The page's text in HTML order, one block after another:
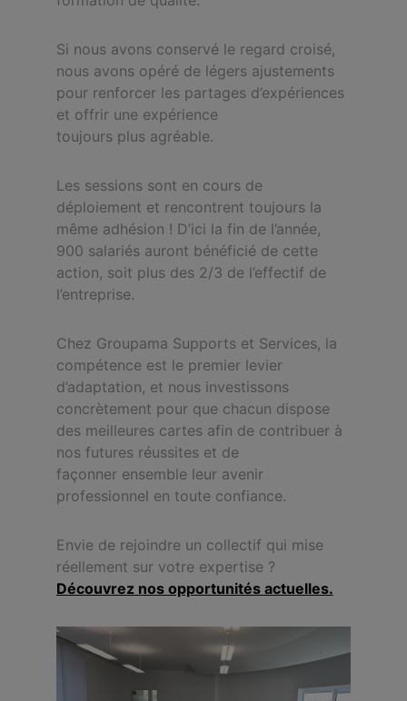
Si nous avons conservé le regard croisé,
nous avons opéré de légers ajustements
pour renforcer les partages d’expériences
et offrir une expérience
toujours plus agréable.
Les sessions sont en cours de
déploiement et rencontrent toujours la
même adhésion ! D’ici la fin de l’année,
900 salariés auront bénéficié de cette
action, soit plus des 2/3 de l’effectif de
l’entreprise.
Chez Groupama Supports et Services, la
compétence est le premier levier
d’adaptation, et nous investissons
concrètement pour que chacun dispose
des meilleures cartes afin de contribuer à
nos futures réussites et de
façonner ensemble leur avenir
professionnel en toute confiance.
Envie de rejoindre un collectif qui mise
réellement sur votre expertise ?
Découvrez nos opportunités actuelles.